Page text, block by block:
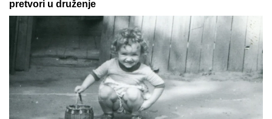
SLAVLJE U DOMU MARIJE
KILIBARDEObjavila sliku ćerkice i
naslednice Anđelke Prpić: Senja i
Čarna se drže za ruke, da se istopiš